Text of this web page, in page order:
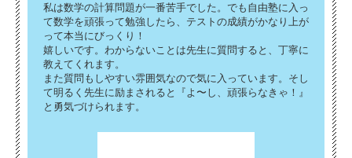
私は数学の計算問題が一番苦手でした。でも自由塾に入っ
て数学を頑張って勉強したら、テストの成績がかなり上が
って本当にびっくり！
嬉しいです。わからないことは先生に質問すると、丁寧に
教えてくれます。
また質問もしやすい雰囲気なので気に入っています。そし
て明るく先生に励まされると『よ〜し、頑張らなきゃ！』
と勇気づけられます。